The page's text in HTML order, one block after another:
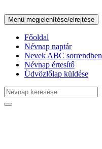
Menü megjelenítése/elrejtése
Főoldal
Névnap naptár
Nevek ABC sorrendben
Névnap értesítő
Üdvözlőlap küldése